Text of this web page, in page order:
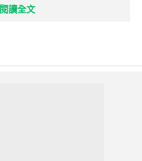
閱讀全文